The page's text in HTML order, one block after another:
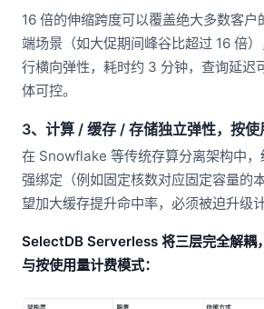
16 倍的伸缩跨度可以覆盖绝大多数客户
端场景（如大促期间峰谷比超过 16 倍
行横向弹性，耗时约 3 分钟，查询延迟
体可控。
3、计算 / 缓存 / 存储独立弹性，按使
在 Snowflake 等传统存算分离架构中，
强绑定（例如固定核数对应固定容量的
望加大缓存提升命中率，必须被迫升级计
SelectDB Serverless 将三层完全解耦
与按使用量计费模式：